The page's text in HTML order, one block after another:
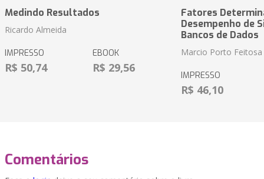
Medindo Resultados
Ricardo Almeida
IMPRESSO
R$ 50,74
EBOOK
R$ 29,56
Fatores
Desempenho de
Bancos de Dados
Marcio Porto Feitosa
IMPRESSO
R$ 46,10
Comentários